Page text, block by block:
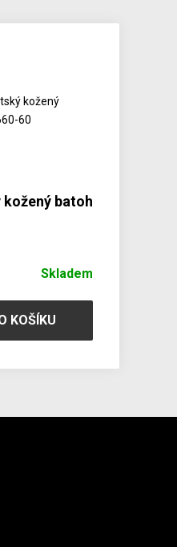
batoh
Skladem
KOŠÍKU